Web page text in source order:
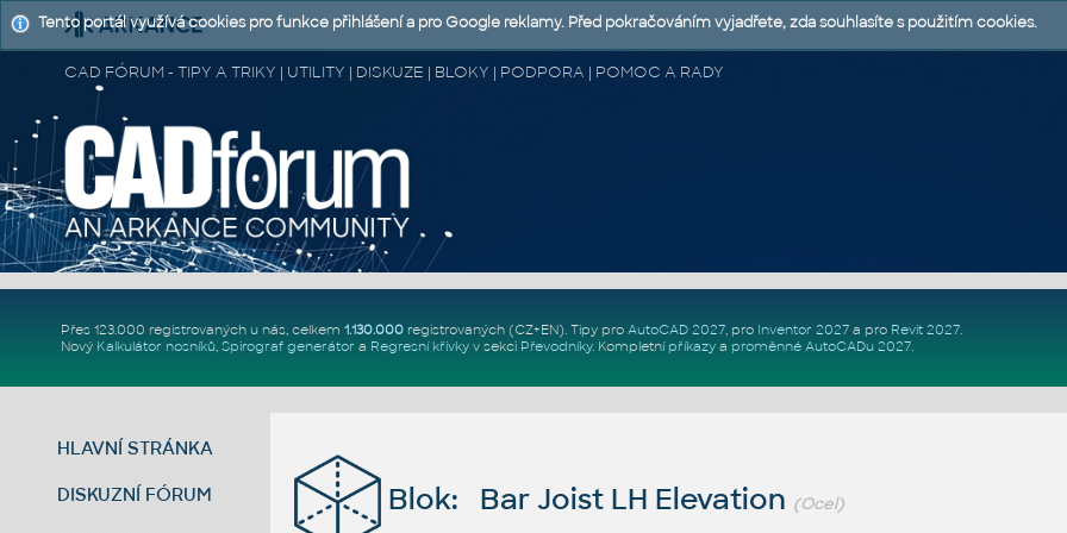
CAD FÓRUM - TIPY A TRIKY | UTILITY | DISKUZE | BLOKY | PODPORA | POMOC A RADY
Přes 123.000 registrovaných u nás, celkem 1.130.000registrovaných (CZ+EN). Tipy pro AutoCAD 2027, pro Inventor 2027a pro Revit 2027.
Nový Kalkulátor nosníků, Spirograf generátor a Regresní křivkyv sekci Převodníky. Kompletní příkazya proměnné AutoCADu 2027.
HLAVNÍ STRÁNKA
DISKUZNÍ FÓRUM Blok: Bar Joist LH Elevation (Ocel)
Tento portál využívá cookies pro funkce přihlášení a pro Google reklamy. Před pokračováním vyjadřete, zda souhlasíte s použitím cookies.